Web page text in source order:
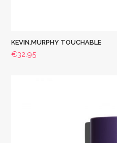
KEVIN.MURPHY TOUCHABLE
€32.95